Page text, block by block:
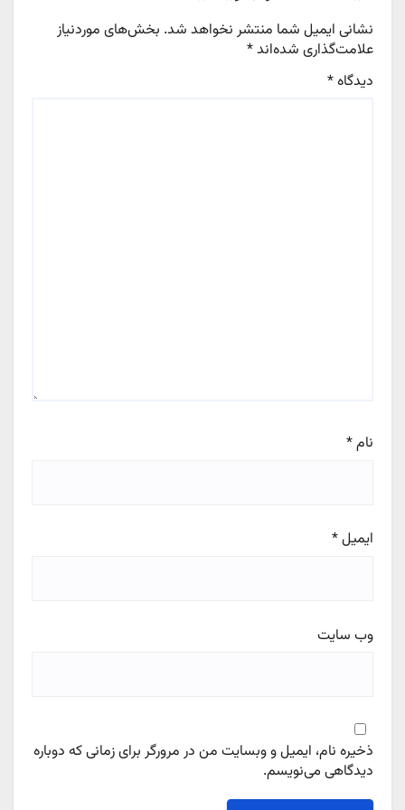
نشانی ایمیل شما منتشر نخواهد شد. بخش‌های موردنیاز
علامت‌گذاری شده‌اند*
دیدگاه*
نام*
ایمیل*
وب‌ سایت
ذخیره نام، ایمیل و وبسایت من در مرورگر برای زمانی که دوباره
دیدگاهی می‌نویسم.